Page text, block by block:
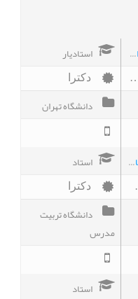
استادیار
دکترا
دانشگاه تهران
استاد
دکترا
دانشگاه تربیت
مدرس
استاد